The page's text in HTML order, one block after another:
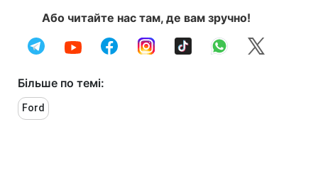
Або читайте нас там, де вам зручно!
Більше по темі:
Ford